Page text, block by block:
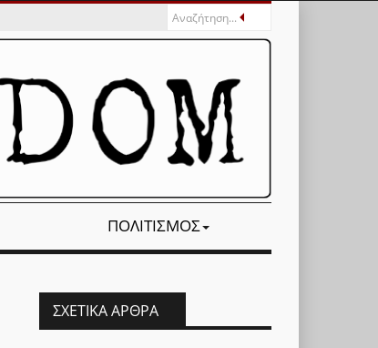
ΠΟΛΙΤΙΣΜΌΣ
ΣΧΕΤΙΚΆ ΆΡΘΡΑ